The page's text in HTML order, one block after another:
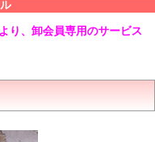
り、卸会員専用のサービス